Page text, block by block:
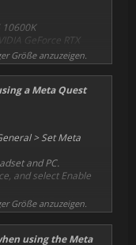
10600K
GeForce RTX
(to download
we have tested and
gameplay.
also tested)
Größe anzuzeigen.
a Meta Quest
> Set Meta
and PC.
and select Enable
click Enable to
Home screen: Quick
Quest Link.
Größe anzuzeigen.
using the Meta